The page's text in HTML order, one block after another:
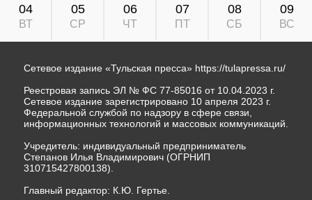
04
ВТ
05
СР
06
ЧТ
07
ПТ
08
СБ
09
ВС
Сетевое издание «Тульская пресса» https://tulapressa.ru/
Реестровая запись ЭЛ № ФС 77-85016 от 10.04.2023 г.
Сетевое издание зарегистрировано 10 апреля 2023 г.
Федеральной службой по надзору в сфере связи,
информационных технологий и массовых коммуникаций.
Учредитель: индивидуальный предприниматель
Степанов Илья Владимирович (ОГРНИП
310715427800138).
Главный редактор: К.Ю. Гертье.